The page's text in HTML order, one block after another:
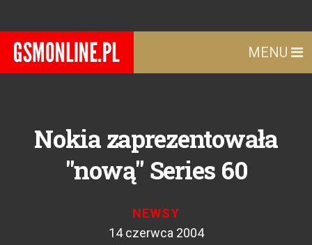
MENU
Nokia zaprezentowała
"nową" Series 60
NEWSY
14 czerwca 2004